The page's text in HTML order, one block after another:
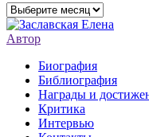
Архивы
Автор
Биография
Библиография
Награды и
Критика
Интервью